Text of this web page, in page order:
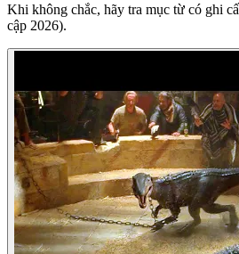
Khi không chắc, hãy tra mục từ có ghi
cập 2026).